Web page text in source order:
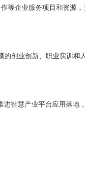
等企业服务项目和资源，
的创业创新、职业实训和
进智慧产业平台应用落地